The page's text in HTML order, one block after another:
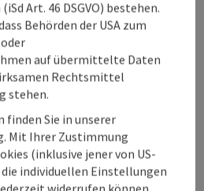
Bad Schallerbach - das
****s - dem Hotel im
Schallerbach!
Art. 46 DSGVO) bestehen.
Behörden der USA zum
auf übermittelte Daten
Rechtsmittel
stehen.
Sie in unserer
Mit Ihrer Zustimmung
(inklusive jener von US-
individuellen Einstellungen
widerrufen können.